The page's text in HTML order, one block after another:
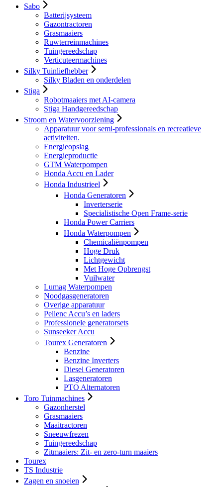
Sabo
Batterijsysteem
Gazontractoren
Grasmaaiers
Ruwterreinmachines
Tuingereedschap
Verticuteermachines
Silky Tuinliefhebber
Silky Bladen en onderdelen
Stiga
Robotmaaiers met AI-camera
Stiga Handgereedschap
Stroom en Watervoorziening
Apparatuur voor semi-professionals en recreatieve
activiteiten.
Energieopslag
Energieproductie
GTM Waterpompen
Honda Accu en Lader
Honda Industrieel
Honda Generatoren
Inverterserie
Specialistische Open Frame-serie
Honda Power Carriers
Honda Waterpompen
Chemicaliënpompen
Hoge Druk
Lichtgewicht
Met Hoge Opbrengst
Vuilwater
Lumag Waterpompen
Noodgasgeneratoren
Overige apparatuur
Pellenc Accu’s en laders
Professionele generatorsets
Sunseeker Accu
Tourex Generatoren
Benzine
Benzine Inverters
Diesel Generatoren
Lasgeneratoren
PTO Alternatoren
Toro Tuinmachines
Gazonherstel
Grasmaaiers
Maaitractoren
Sneeuwfrezen
Tuingereedschap
Zitmaaiers: Zit- en zero-turn maaiers
Tourex
TS Industrie
Zagen en snoeien